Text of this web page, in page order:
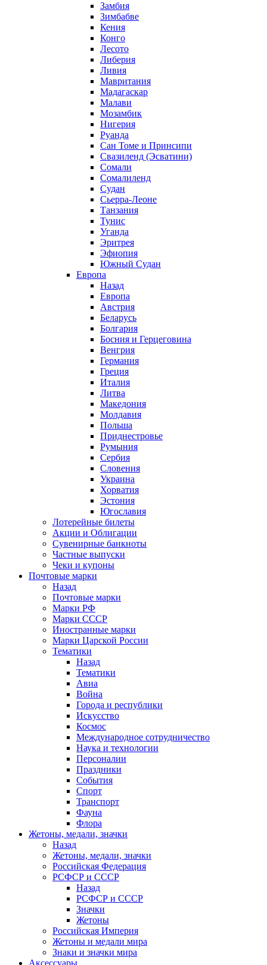
Замбия
Зимбабве
Кения
Конго
Лесото
Либерия
Ливия
Мавритания
Мадагаскар
Малави
Мозамбик
Нигерия
Руанда
Сан Томе и Принсипи
Свазиленд (Эсватини)
Сомали
Сомалиленд
Судан
Сьерра-Леоне
Танзания
Тунис
Уганда
Эритрея
Эфиопия
Южный Судан
Европа
Назад
Европа
Австрия
Беларусь
Болгария
Босния и Герцеговина
Венгрия
Германия
Греция
Италия
Литва
Македония
Молдавия
Польша
Приднестровье
Румыния
Сербия
Словения
Украина
Хорватия
Эстония
Югославия
Лотерейные билеты
Акции и Облигации
Сувенирные банкноты
Частные выпуски
Чеки и купоны
Почтовые марки
Назад
Почтовые марки
Марки РФ
Марки СССР
Иностранные марки
Марки Царской России
Тематики
Назад
Тематики
Авиа
Война
Города и республики
Искусство
Космос
Международное сотрудничество
Наука и технологии
Персоналии
Праздники
События
Спорт
Транспорт
Фауна
Флора
Жетоны, медали, значки
Назад
Жетоны, медали, значки
Российская Федерация
РСФСР и СССР
Назад
РСФСР и СССР
Значки
Жетоны
Российская Империя
Жетоны и медали мира
Знаки и значки мира
Аксессуары